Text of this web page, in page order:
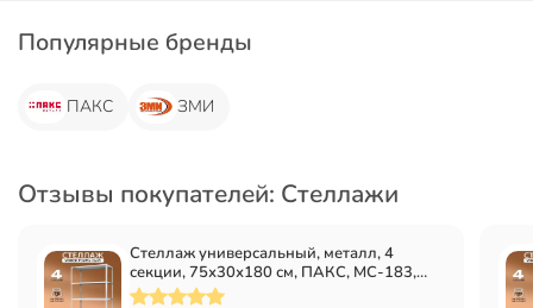
Популярные бренды
ПАКС ЗМИ
Отзывы покупателей: Стеллажи
Стеллаж универсальный, металл, 4
секции, 75х30х180 см, ПАКС, МС-183,
2284842